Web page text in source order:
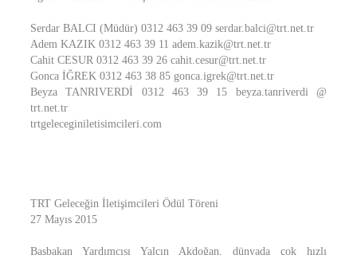
Serdar BALCI (Müdür) 0312 463 39 09 serdar.balci@trt.net.tr
Adem KAZIK 0312 463 39 11 adem.kazik@trt.net.tr
Cahit CESUR 0312 463 39 26 cahit.cesur@trt.net.tr
Gonca İĞREK 0312 463 38 85 gonca.igrek@trt.net.tr
Beyza TANRIVERDİ 0312 463 39 15 beyza.tanriverdi @
trt.net.tr
trtgeleceginiletisimcileri.com
TRT Geleceğin İletişimcileri Ödül Töreni
27 Mayıs 2015
Başbakan Yardımcısı Yalçın Akdoğan, dünyada çok hızlı